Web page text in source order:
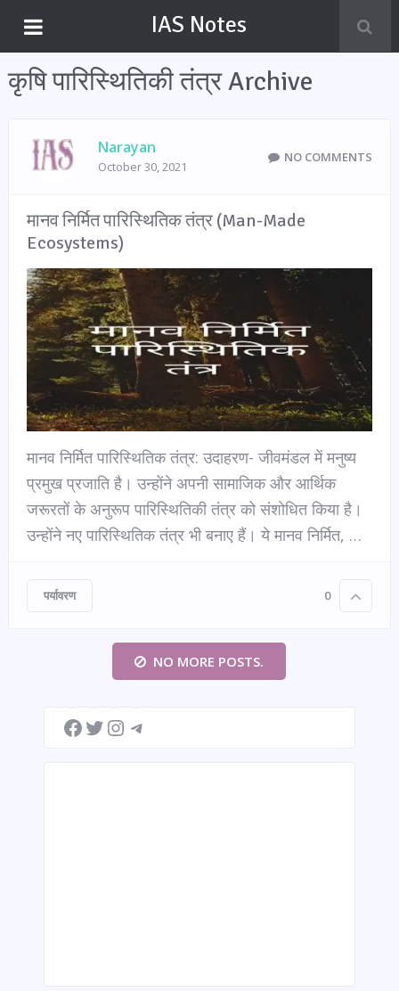
IAS Notes
कृषि पारिस्थितिकी तंत्र Archive
Narayan
October 30, 2021
NO COMMENTS
मानव निर्मित पारिस्थितिक तंत्र (Man-Made
Ecosystems)
मानव निर्मित पारिस्थितिक तंत्र: उदाहरण- जीवमंडल में मनुष्य
प्रमुख प्रजाति है। उन्होंने अपनी सामाजिक और आर्थिक
जरूरतों के अनुरूप पारिस्थितिकी तंत्र को संशोधित किया है।
उन्होंने नए पारिस्थितिक तंत्र भी बनाए हैं। ये मानव निर्मित, …
पर्यावरण 0
NO MORE POSTS.
Facebook
TwitterInstagram